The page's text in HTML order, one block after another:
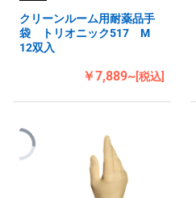
クリーンルーム用耐薬品手
袋 トリオニック517 M
12双入
￥7,889~[税込]